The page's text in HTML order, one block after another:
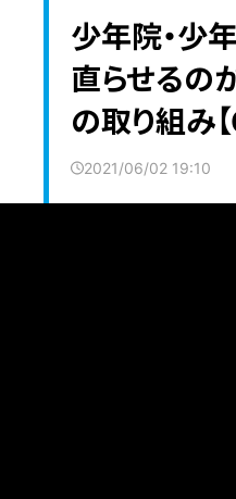
少年院・少
直らせるの
の取り組み
2021/06/02 19:10